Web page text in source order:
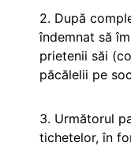
2. După
îndemnat să
prietenii săi
păcălelii pe
3. Următorul
tichetelor, în